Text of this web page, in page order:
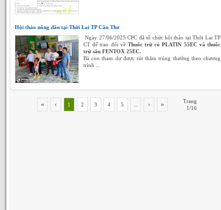
Hội thảo nông dân tại Thới Lai TP Cần Thơ
Ngày 27/06/2025 CPC đã tổ chức hội thảo tại Thới Lai TP
CT để trao đổi về Thuốc trừ cỏ PLATIN 55EC và thuốc
trừ sâu FENTOX 25EC.
Bà con tham dự được rút thăm trúng thưởng theo chương
trình ...
« ‹ 1 2 3 4 5 › »
Trang
1/16